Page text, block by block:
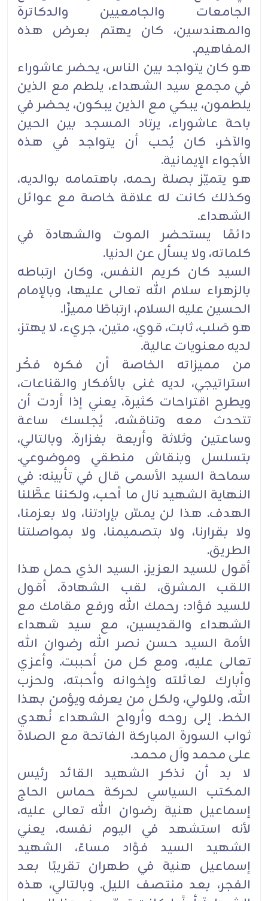
الجامعات والجامعيين والدكاترة
والمهندسين، كان يهتم بعرض هذه
المفاهيم.‏
هو كان يتواجد بين الناس، يحضر عاشوراء
في مجمع سيد الشهداء، يلطم مع الذين
يلطمون، يبكي مع الذين ‏يبكون، يحضر في
باحة عاشوراء، يرتاد المسجد بين الحين
والآخر، كان يُحب أن يتواجد في هذه
الأجواء ‏الإيمانية. ‏
هو يتميّز بصلة رحمه، باهتمامه بوالديه،
وكذلك كانت له علاقة خاصة مع عوائل
الشهداء.‏
دائمًا يستحضر الموت والشهادة في
كلماته، ولا يسأل عن الدنيا.‏
السيد كان كريم النفس، وكان ارتباطه
بالزهراء سلام الله تعالى عليها، وبالإمام
الحسين عليه السلام، ارتباطًا ‏مميزًا.‏
هو صَلب، ثابت، قوي، متين، جريء، لا يهتز،
لديه معنويات عالية.‏
من مميزاته الخاصة أن فكره فكْر
استراتيجي، لديه غنى بالأفكار والقناعات،
ويطرح اقتراحات كثيرة، يعني ‏إذا أردت أن
تتحدث معه وتناقشه، يُجلسك ساعة
وساعتين وثلاثة وأربعة بغزارة. وبالتالي،
بتسلسل وبنقاش ‏منطقي وموضوعي.
سماحة السيد الأسمى قال في تأبينه: في
النهاية الشهيد نال ما أحب، ولكننا عطَّلنا
‏الهدف. هذا لن يمسّ بإرادتنا، ولا بعزمنا،
ولا بقرارنا، ولا بتصميمنا، ولا بمواصلتنا
الطريق.‏
أقول للسيد العزيز، السيد الذي حمل هذا
اللقب المشرق، لقب الشهادة، أقول
للسيد فؤاد: رحمك الله ورفع ‏مقامك مع
الشهداء والقديسين، مع سيد شهداء
الأمة السيد حسن نصر الله رضوان الله
تعالى عليه، ومع كل ‏من أحببت. وأعزي
وأبارك لعائلته وإخوانه وأحبته، ولحزب
الله، وللولي، ولكل من يعرفه ويؤمن بهذا
الخط. ‏إلى روحه وأرواح الشهداء نُهدي
ثواب السورة المباركة الفاتحة مع الصلاة
على محمد وآل محمد.‏
لا بد أن نذكر الشهيد القائد رئيس
المكتب السياسي لحركة حماس الحاج
إسماعيل هنية رضوان الله تعالى ‏عليه،
لأنه استشهد في اليوم نفسه، يعني
الشهيد السيد فؤاد مساءً، الشهيد
إسماعيل هنية في طهران تقريبًا بعد
‏الفجر، بعد منتصف الليل. وبالتالي، هذه